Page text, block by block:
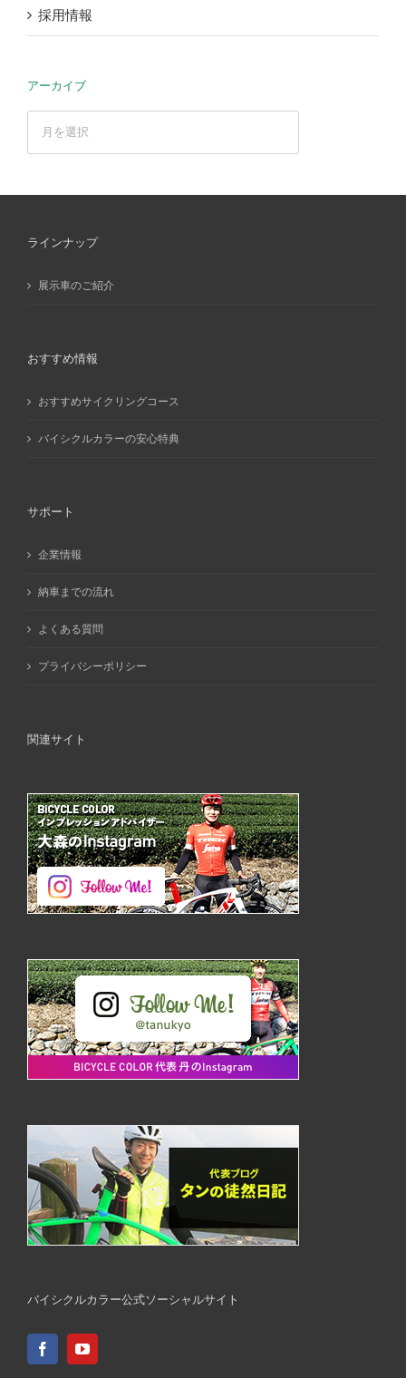
採用情報
アーカイブ
ラインナップ
展示車のご紹介
おすすめ情報
おすすめサイクリングコース
バイシクルカラーの安心特典
サポート
企業情報
納車までの流れ
よくある質問
プライバシーポリシー
関連サイト
バイシクルカラー公式ソーシャルサイト